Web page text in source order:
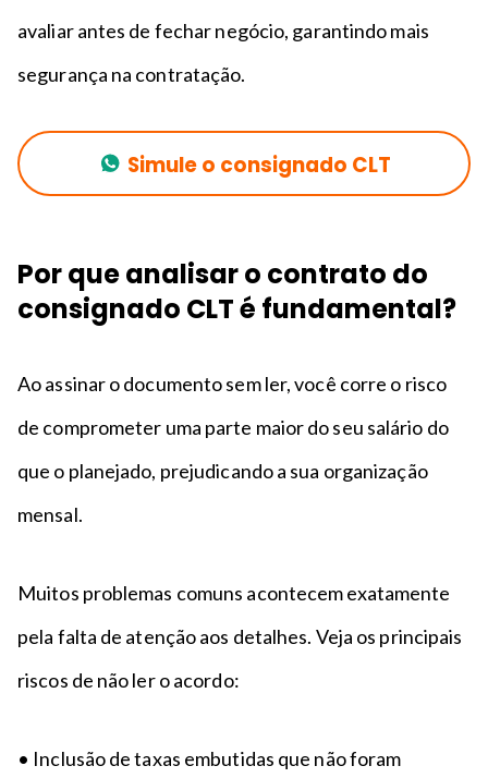
avaliar antes de fechar negócio, garantindo mais
segurança na contratação.
Simule o consignado CLT
Por que analisar o contrato do
consignado CLT é fundamental?
Ao assinar o documento sem ler, você corre o risco
de comprometer uma parte maior do seu salário do
que o planejado, prejudicando a sua organização
mensal.
Muitos problemas comuns acontecem exatamente
pela falta de atenção aos detalhes. Veja os principais
riscos de não ler o acordo:
• Inclusão de taxas embutidas que não foram